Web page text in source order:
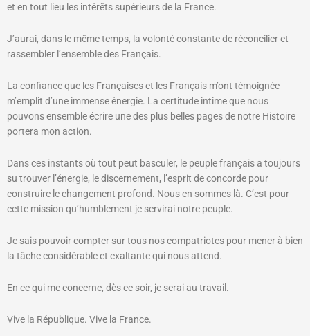
et en tout lieu les intérêts supérieurs de la France.
J’aurai, dans le même temps, la volonté constante de réconcilier et
rassembler l’ensemble des Français.
La confiance que les Françaises et les Français m’ont témoignée
m’emplit d’une immense énergie. La certitude intime que nous
pouvons ensemble écrire une des plus belles pages de notre Histoire
portera mon action.
Dans ces instants où tout peut basculer, le peuple français a toujours
su trouver l’énergie, le discernement, l’esprit de concorde pour
construire le changement profond. Nous en sommes là. C’est pour
cette mission qu’humblement je servirai notre peuple.
Je sais pouvoir compter sur tous nos compatriotes pour mener à bien
la tâche considérable et exaltante qui nous attend.
En ce qui me concerne, dès ce soir, je serai au travail.
Vive la République. Vive la France.